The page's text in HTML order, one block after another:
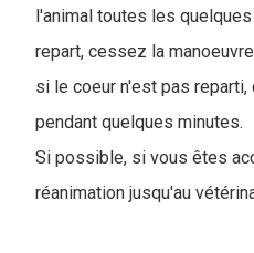
l'animal toutes les
repart, cessez la
si le coeur n'est pas reparti,
pendant quelques minutes.
Si possible, si vous êtes
réanimation jusqu'au